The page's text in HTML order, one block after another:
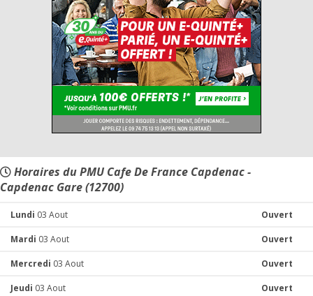
Horaires du PMU Cafe De France Capdenac -
Capdenac Gare (12700)
Lundi 03 Aout Ouvert
Mardi 03 Aout Ouvert
Mercredi 03 Aout Ouvert
Jeudi 03 Aout Ouvert